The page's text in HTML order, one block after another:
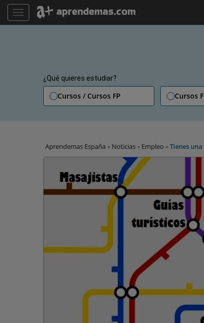
TOGGLE NAVIGATION
¿Qué quieres estudiar?
Cursos / Cursos FP Cursos
Aprendemas España » Noticias » Empleo »Tienes